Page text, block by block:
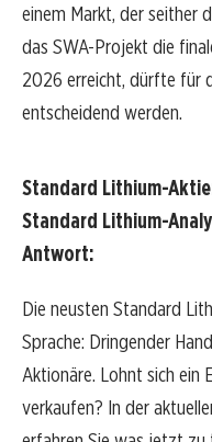
einem Markt, der seither
das SWA-Projekt die
2026 erreicht, dürfte für
entscheidend werden.
Standard Lithium-
Standard Lithium-
Antwort:
Die neusten Standard
Sprache: Dringender
Aktionäre. Lohnt sich ein
verkaufen? In der